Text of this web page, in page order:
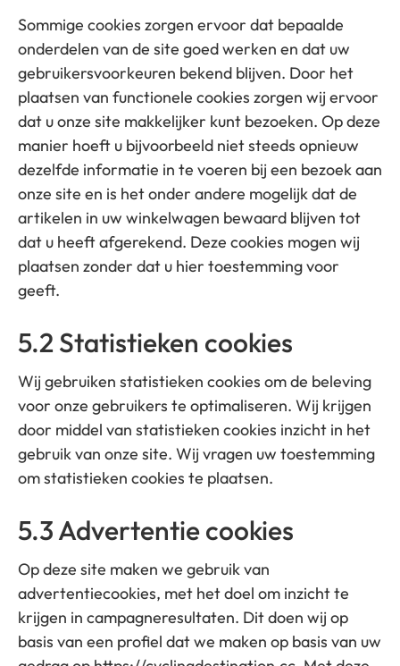
Sommige cookies zorgen ervoor dat bepaalde
onderdelen van de site goed werken en dat uw
gebruikersvoorkeuren bekend blijven. Door het
plaatsen van functionele cookies zorgen wij ervoor
dat u onze site makkelijker kunt bezoeken. Op deze
manier hoeft u bijvoorbeeld niet steeds opnieuw
dezelfde informatie in te voeren bij een bezoek aan
onze site en is het onder andere mogelijk dat de
artikelen in uw winkelwagen bewaard blijven tot
dat u heeft afgerekend. Deze cookies mogen wij
plaatsen zonder dat u hier toestemming voor
geeft.
5.2 Statistieken cookies
Wij gebruiken statistieken cookies om de beleving
voor onze gebruikers te optimaliseren. Wij krijgen
door middel van statistieken cookies inzicht in het
gebruik van onze site. Wij vragen uw toestemming
om statistieken cookies te plaatsen.
5.3 Advertentie cookies
Op deze site maken we gebruik van
advertentiecookies, met het doel om inzicht te
krijgen in campagneresultaten. Dit doen wij op
basis van een profiel dat we maken op basis van uw